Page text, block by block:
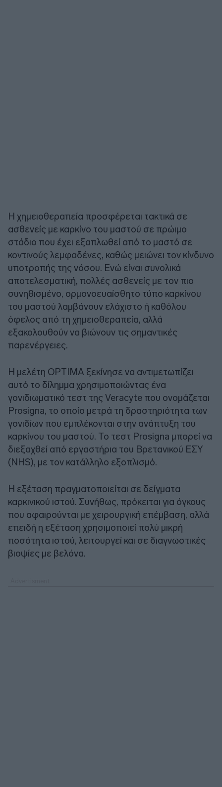
Η χημειοθεραπεία προσφέρεται τακτικά σε
ασθενείς με καρκίνο του μαστού σε πρώιμο
στάδιο που έχει εξαπλωθεί από το μαστό σε
κοντινούς λεμφαδένες, καθώς μειώνει τον κίνδυνο
υποτροπής της νόσου. Ενώ είναι συνολικά
αποτελεσματική, πολλές ασθενείς με τον πιο
συνηθισμένο, ορμονοευαίσθητο τύπο καρκίνου
του μαστού λαμβάνουν ελάχιστο ή καθόλου
όφελος από τη χημειοθεραπεία, αλλά
εξακολουθούν να βιώνουν τις σημαντικές
παρενέργειες.
Η μελέτη OPTIMA ξεκίνησε να αντιμετωπίζει
αυτό το δίλημμα χρησιμοποιώντας ένα
γονιδιωματικό τεστ της Veracyte που ονομάζεται
Prosigna, το οποίο μετρά τη δραστηριότητα των
γονιδίων που εμπλέκονται στην ανάπτυξη του
καρκίνου του μαστού. Το τεστ Prosigna μπορεί να
διεξαχθεί από εργαστήρια του Βρετανικού ΕΣΥ
(NHS), με τον κατάλληλο εξοπλισμό.
Η εξέταση πραγματοποιείται σε δείγματα
καρκινικού ιστού. Συνήθως, πρόκειται για όγκους
που αφαιρούνται με χειρουργική επέμβαση, αλλά
επειδή η εξέταση χρησιμοποιεί πολύ μικρή
ποσότητα ιστού, λειτουργεί και σε διαγνωστικές
βιοψίες με βελόνα.